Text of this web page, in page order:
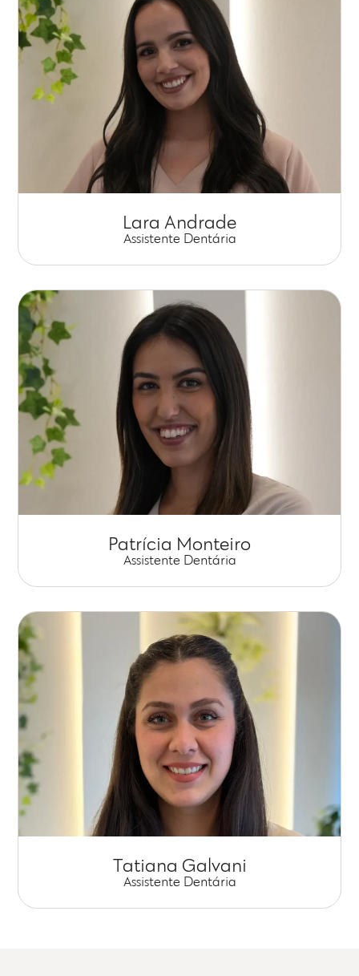
Lara Andrade
Assistente Dentária
Patrícia Monteiro
Assistente Dentária
Tatiana Galvani
Assistente Dentária